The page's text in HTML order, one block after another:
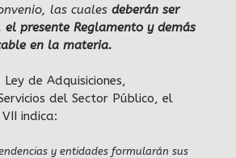
las cuales deberán ser
el presente Reglamento y demás
en la materia.
de Adquisiciones,
del Sector Público, el
indica:
y entidades formularán sus